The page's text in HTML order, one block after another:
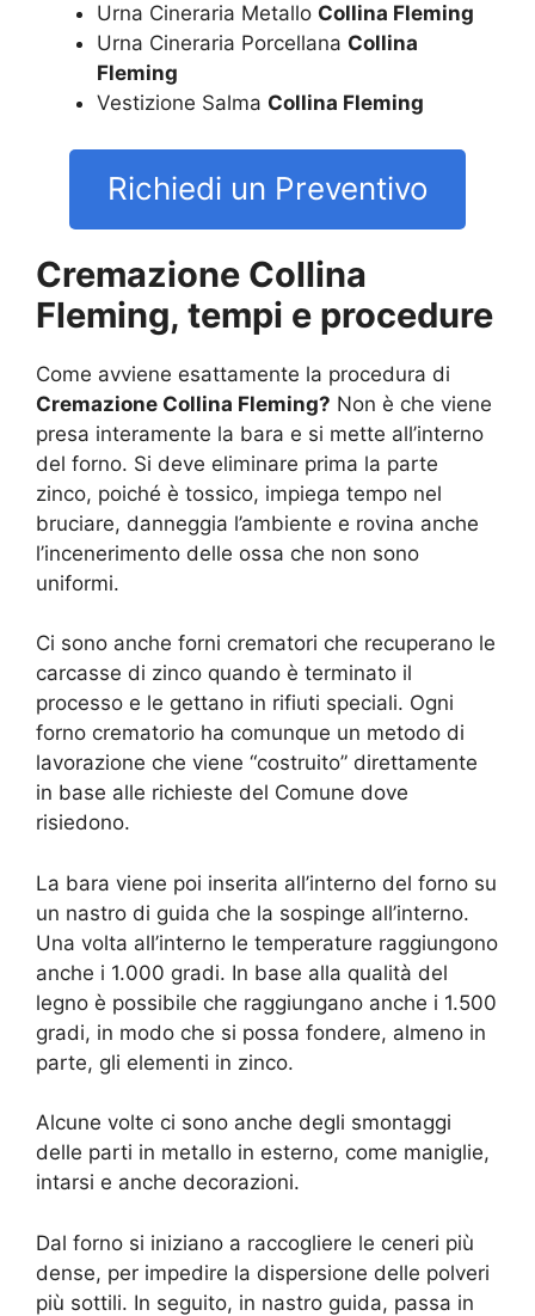
Urna Cineraria Metallo Collina Fleming
Urna Cineraria Porcellana Collina
Fleming
Vestizione Salma Collina Fleming
Richiedi un Preventivo
Cremazione Collina
Fleming, tempi e procedure
Come avviene esattamente la procedura di
Cremazione Collina Fleming? Non è che viene
presa interamente la bara e si mette all’interno
del forno. Si deve eliminare prima la parte
zinco, poiché è tossico, impiega tempo nel
bruciare, danneggia l’ambiente e rovina anche
l’incenerimento delle ossa che non sono
uniformi.
Ci sono anche forni crematori che recuperano le
carcasse di zinco quando è terminato il
processo e le gettano in rifiuti speciali. Ogni
forno crematorio ha comunque un metodo di
lavorazione che viene “costruito” direttamente
in base alle richieste del Comune dove
risiedono.
La bara viene poi inserita all’interno del forno su
un nastro di guida che la sospinge all’interno.
Una volta all’interno le temperature raggiungono
anche i 1.000 gradi. In base alla qualità del
legno è possibile che raggiungano anche i 1.500
gradi, in modo che si possa fondere, almeno in
parte, gli elementi in zinco.
Alcune volte ci sono anche degli smontaggi
delle parti in metallo in esterno, come maniglie,
intarsi e anche decorazioni.
Dal forno si iniziano a raccogliere le ceneri più
dense, per impedire la dispersione delle polveri
più sottili. In seguito, in nastro guida, passa in